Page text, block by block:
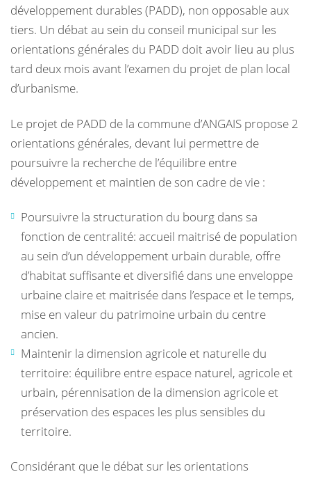
développement durables (PADD), non opposable aux
tiers. Un débat au sein du conseil municipal sur les
orientations générales du PADD doit avoir lieu au plus
tard deux mois avant l’examen du projet de plan local
d’urbanisme.
Le projet de PADD de la commune d’ANGAIS propose 2
orientations générales, devant lui permettre de
poursuivre la recherche de l’équilibre entre
développement et maintien de son cadre de vie :
Poursuivre la structuration du bourg dans sa
fonction de centralité: accueil maitrisé de population
au sein d’un développement urbain durable, offre
d’habitat suffisante et diversifié dans une enveloppe
urbaine claire et maitrisée dans l’espace et le temps,
mise en valeur du patrimoine urbain du centre
ancien.
Maintenir la dimension agricole et naturelle du
territoire: équilibre entre espace naturel, agricole et
urbain, pérennisation de la dimension agricole et
préservation des espaces les plus sensibles du
territoire.
Considérant que le débat sur les orientations